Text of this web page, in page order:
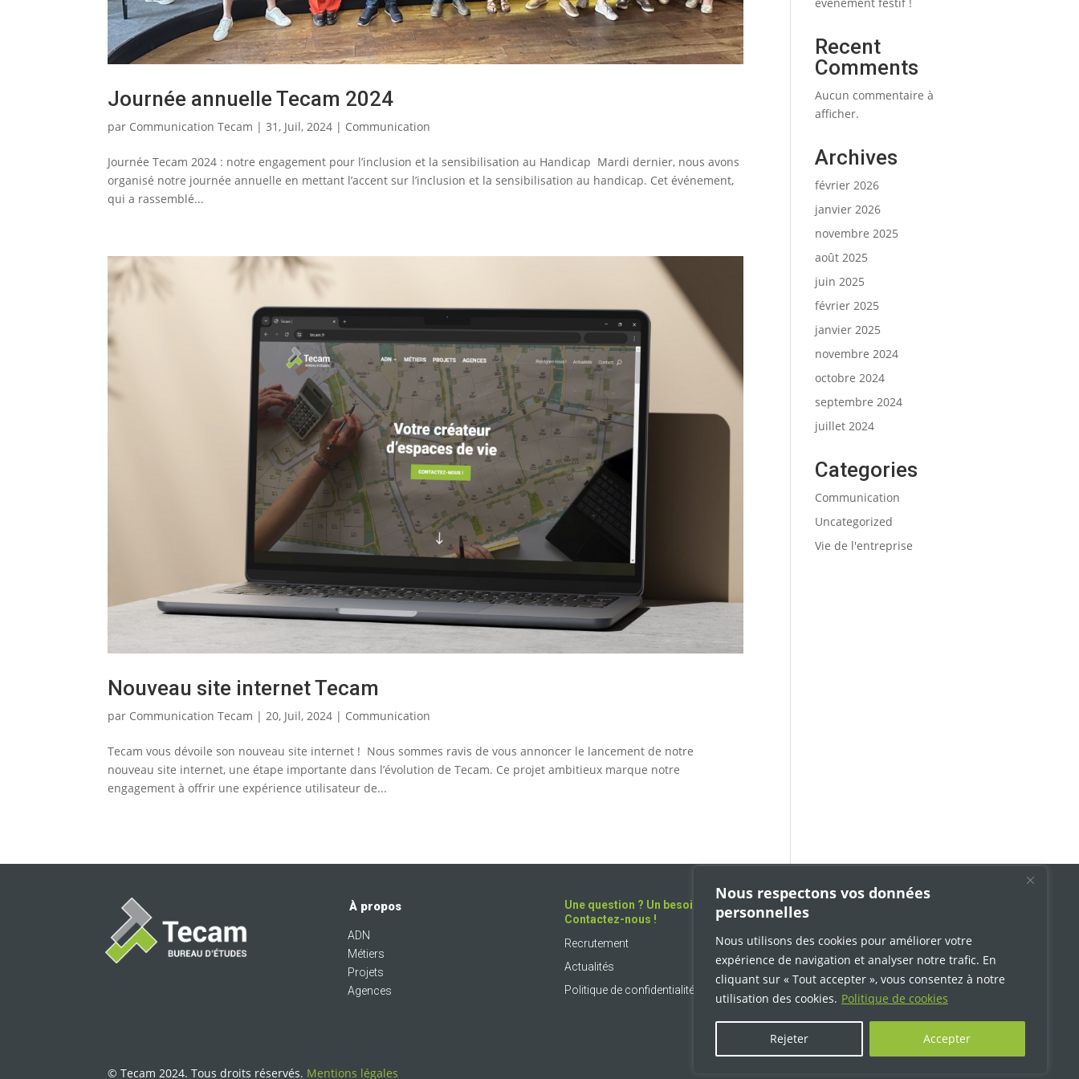
Nous respectons vos données
personnelles
Nous utilisons des cookies pour améliorer votre
expérience de navigation et analyser notre trafic. En
cliquant sur « Tout accepter », vous consentez à notre
utilisation des cookies. Politique de cookies
Rejeter Accepter
Journée annuelle Tecam 2024
par Communication Tecam |31, Juil, 2024 | Communication
Journée Tecam 2024 : notre engagement pour l’inclusion et la sensibilisation au Handicap Mardi dernier, nous avons
organisé notre journée annuelle en mettant l’accent sur l’inclusion et la sensibilisation au handicap. Cet événement,
qui a rassemblé...
Nouveau site internet Tecam
par Communication Tecam | 20, Juil, 2024 | Communication
Tecam vous dévoile son nouveau site internet ! Nous sommes ravis de vous annoncer le lancement de notre
nouveau site internet, une étape importante dans l’évolution de Tecam. Ce projet ambitieux marque notre
engagement à offrir une expérience utilisateur de...
Recent
Comments
Aucun commentaire à
afficher.
Archives
février 2026
janvier 2026
novembre 2025
août 2025
juin 2025
février 2025
janvier 2025
novembre 2024
octobre 2024
septembre 2024
juillet 2024
Categories
Communication
Uncategorized
Vie de l'entreprise
À propos
ADN
Métiers
Projets
Agences
Une question ? Un besoin ?
Contactez-nous !
Recrutement
Actualités
Politique de confidentialité
© Tecam 2024. Tous droits réservés. Mentions légales